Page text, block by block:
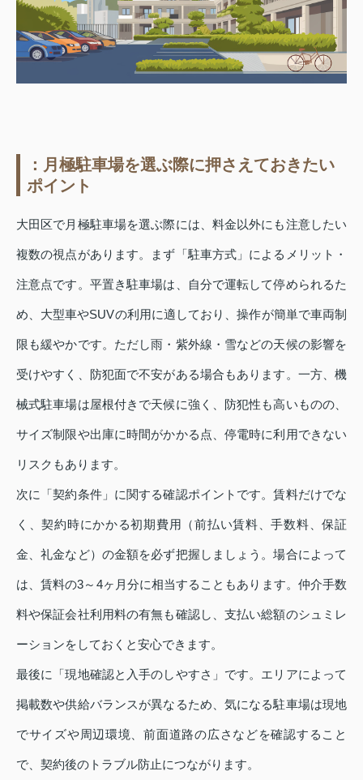
：月極駐車場を選ぶ際に押さえておきたい
ポイント
大田区で月極駐車場を選ぶ際には、料金以外にも注意したい
複数の視点があります。まず「駐車方式」によるメリット・
注意点です。平置き駐車場は、自分で運転して停められるた
め、大型車やSUVの利用に適しており、操作が簡単で車両制
限も緩やかです。ただし雨・紫外線・雪などの天候の影響を
受けやすく、防犯面で不安がある場合もあります。一方、機
械式駐車場は屋根付きで天候に強く、防犯性も高いものの、
サイズ制限や出庫に時間がかかる点、停電時に利用できない
リスクもあります。
次に「契約条件」に関する確認ポイントです。賃料だけでな
く、契約時にかかる初期費用（前払い賃料、手数料、保証
金、礼金など）の金額を必ず把握しましょう。場合によって
は、賃料の3～4ヶ月分に相当することもあります。仲介手数
料や保証会社利用料の有無も確認し、支払い総額のシュミレ
ーションをしておくと安心できます。
最後に「現地確認と入手のしやすさ」です。エリアによって
掲載数や供給バランスが異なるため、気になる駐車場は現地
でサイズや周辺環境、前面道路の広さなどを確認すること
で、契約後のトラブル防止につながります。